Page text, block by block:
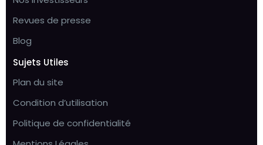
Revues de presse
Blog
Sujets Utiles
Plan du site
Condition d’utilisation
Politique de confidentialité